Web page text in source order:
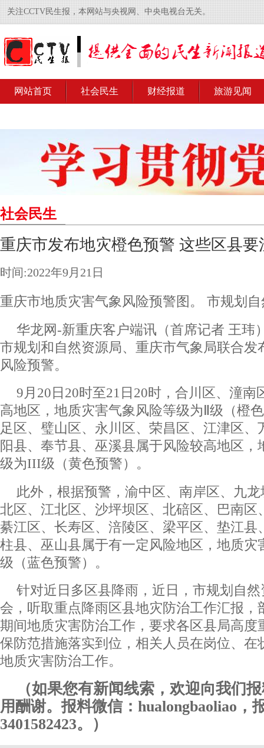
关注CCTV民生报，本网站与央视网、中央电视台无关。
网站首页 社会民生 财经报道 旅游见闻
社会民生
重庆市发布地灾橙色预警 这些区县要
时间:2022年9月21日
重庆市地质灾害气象风险预警图。 市规划
华龙网-新重庆客户端讯（首席记者 王玮
市规划和自然资源局、重庆市气象局联合发
风险预警。
9月20日20时至21日20时，合川区、潼南
高地区，地质灾害气象风险等级为Ⅱ级（橙
足区、璧山区、永川区、荣昌区、江津区、
阳县、奉节县、巫溪县属于风险较高地区，
级为III级（黄色预警）。
此外，根据预警，渝中区、南岸区、九
北区、江北区、沙坪坝区、北碚区、巴南区
綦江区、长寿区、涪陵区、梁平区、垫江县
柱县、巫山县属于有一定风险地区，地质
级（蓝色预警）。
针对近日多区县降雨，近日，市规划自
会，听取重点降雨区县地灾防治工作汇报，
期间地质灾害防治工作，要求各区县局高度
保防范措施落实到位，相关人员在岗位、在
地质灾害防治工作。
（如果您有新闻线索，欢迎向我们
用酬谢。报料微信：hualongbaoliao，
3401582423。）